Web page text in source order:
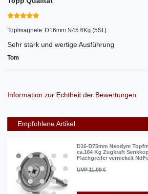
Topfmagnete: D16mm N45 6Kg (5St.)
Sehr stark und wertige Ausführung
Tom
Information zur Echtheit der Bewertungen
Empfohlene Artikel
D16-D75mm Neodym
ca.164 Kg Zugkraft
Flachgreifer vernickelt
UVP 11,00 €